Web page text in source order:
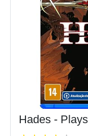
Hades -